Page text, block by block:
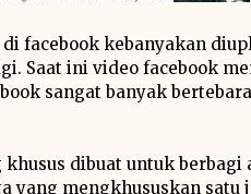
facebook kebanyakan
Saat ini video facebook
sangat banyak
dibuat untuk berbagi
yang mengkhususkan satu